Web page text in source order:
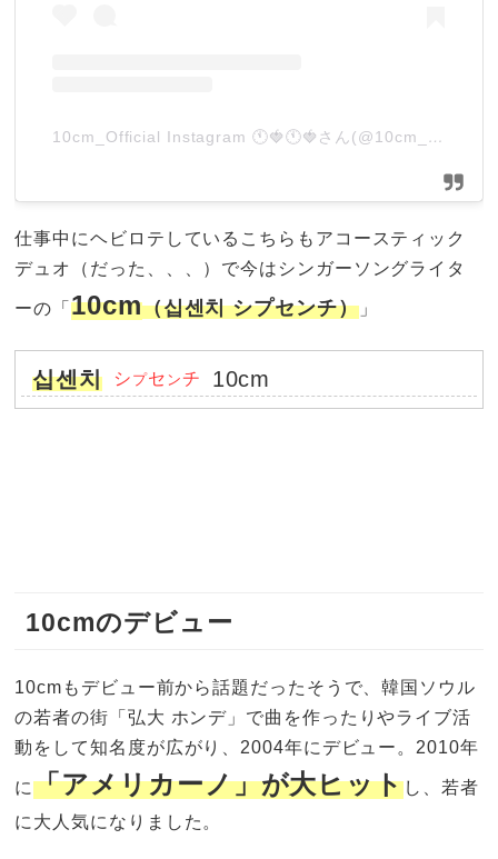
10cm_Official Instagram 🕚🍓🕚🍓さん(@10cm_official)がシェアした投稿
仕事中にヘビロテしているこちらもアコースティック
デュオ（だった、、、）で今はシンガーソングライタ
ーの「10cm（십센치 シプセンチ）」
십센치 シ プセ ンチ 10cm
10cmのデビュー
10cmもデビュー前から話題だったそうで、韓国ソウル
の若者の街「弘大 ホンデ」で曲を作ったりやライブ活
動をして知名度が広がり、2004年にデビュー。2010年
に「アメリカーノ」が大ヒットし、若者
に大人気になりました。